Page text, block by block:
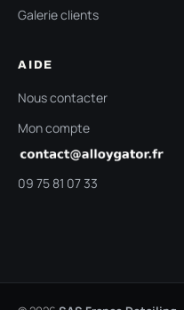
Galerie clients
AIDE
Nous contacter
Mon compte
09 75 81 07 33